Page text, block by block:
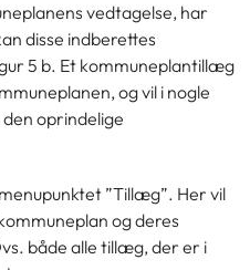
vedtagelse, har
disse indberettes
5 b. Et kommuneplantillæg
og vil i nogle
oprindelige
”Tillæg”. Her vil
og deres
både alle tillæg, der er i